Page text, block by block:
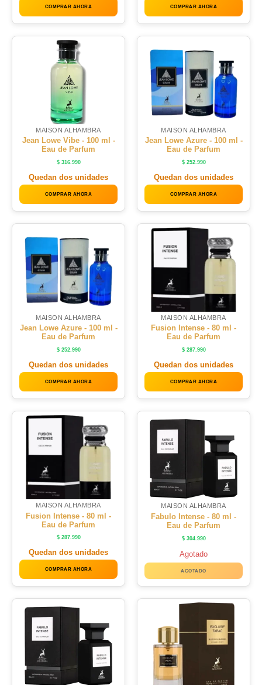
COMPRAR AHORA COMPRAR AHORA
MAISON ALHAMBRA
Jean Lowe Vibe - 100 ml -
Eau de Parfum
$316.990
Quedan dos unidades
COMPRAR AHORA
MAISON ALHAMBRA
Jean Lowe Azure - 100 ml -
Eau de Parfum
$252.990
Quedan dos unidades
COMPRAR AHORA
MAISON ALHAMBRA
Jean Lowe Azure - 100 ml -
Eau de Parfum
$252.990
Quedan dos unidades
COMPRAR AHORA
MAISON ALHAMBRA
Fusion Intense - 80 ml -
Eau de Parfum
$287.990
Quedan dos unidades
COMPRAR AHORA
MAISON ALHAMBRA
Fusion Intense - 80 ml -
Eau de Parfum
$287.990
Quedan dos unidades
COMPRAR AHORA
MAISON ALHAMBRA
Fabulo Intense - 80 ml -
Eau de Parfum
$304.990
Agotado
AGOTADO